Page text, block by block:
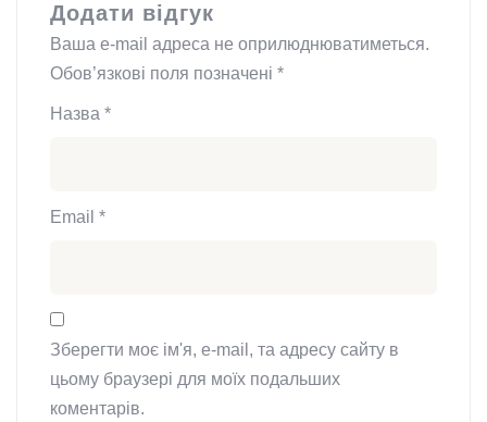
Додати відгук
Ваша e-mail адреса не оприлюднюватиметься.
Обов’язкові поля позначені *
Назва *
Email *
Зберегти моє ім'я, e-mail, та адресу сайту в
цьому браузері для моїх подальших
коментарів.